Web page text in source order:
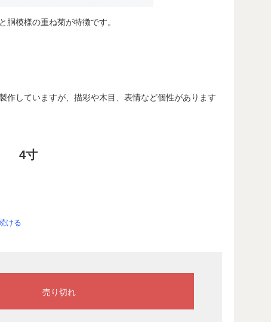
模様の重ね菊が特徴です。
していますが、描彩や木目、表情など個性があります
4寸
ける